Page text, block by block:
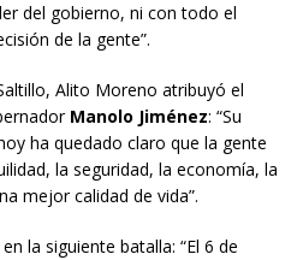
del gobierno, ni con todo el
de la gente”.
Alito Moreno atribuyó el
Manolo Jiménez: “Su
ha quedado claro que la gente
la seguridad, la economía, la
mejor calidad de vida”.
la siguiente batalla: “El 6 de